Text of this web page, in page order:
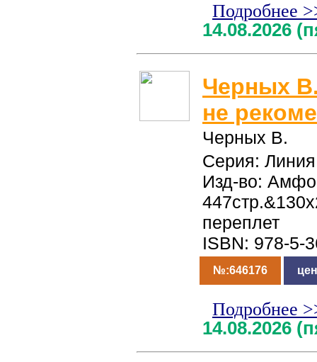
Подробнее
14.08.2026
Черных
не
Черных В.
Серия:
Изд-во:
переплет
ISBN: 978-5-
№:646176
Подробнее
14.08.2026